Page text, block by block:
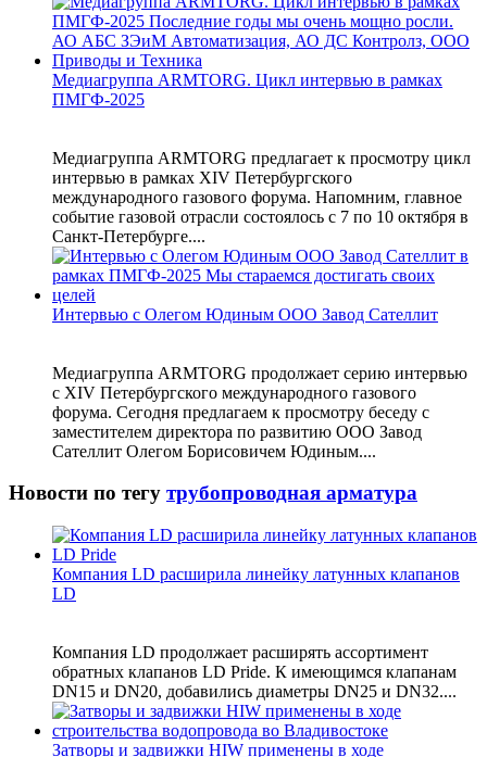
Медиагруппа ARMTORG. Цикл интервью в рамках
ПМГФ-2025
Медиагруппа ARMTORG предлагает к просмотру цикл
интервью в рамках XIV Петербургского
международного газового форума. Напомним, главное
событие газовой отрасли состоялось с 7 по 10 октября в
Санкт-Петербурге....
Интервью с Олегом Юдиным ООО Завод Сателлит
Медиагруппа ARMTORG продолжает серию интервью
с XIV Петербургского международного газового
форума. Сегодня предлагаем к просмотру беседу с
заместителем директора по развитию ООО Завод
Сателлит Олегом Борисовичем Юдиным....
Новости по тегу трубопроводная арматура
Компания LD расширила линейку латунных клапанов
LD
Компания LD продолжает расширять ассортимент
обратных клапанов LD Pride. К имеющимся клапанам
DN15 и DN20, добавились диаметры DN25 и DN32....
Затворы и задвижки HIW применены в ходе